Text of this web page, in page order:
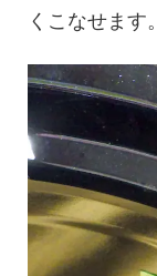
くこなせます。